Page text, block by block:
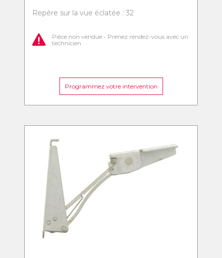
Repère sur la vue éclatée : 32
Pièce non vendue - Prenez rendez-vous avec un
technicien
Programmez votre intervention